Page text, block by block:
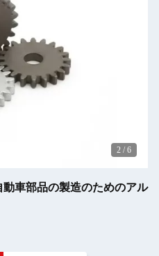
2 / 6
動車部品の製造のためのアル